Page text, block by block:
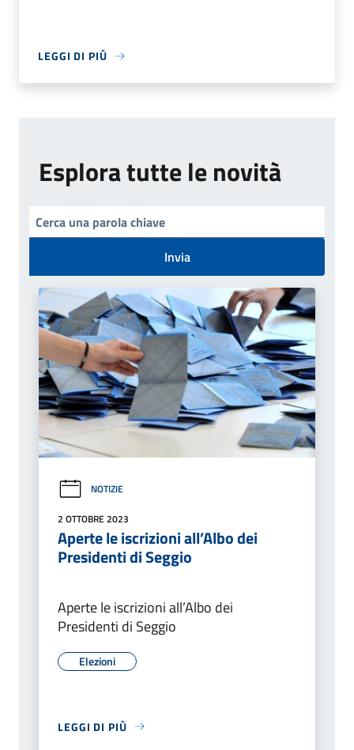
LEGGI DI PIÙ
Esplora tutte le novità
Invia
NOTIZIE
2 OTTOBRE 2023
Aperte le iscrizioni all’Albo dei
Presidenti di Seggio
Aperte le iscrizioni all’Albo dei
Presidenti di Seggio
Elezioni
LEGGI DI PIÙ